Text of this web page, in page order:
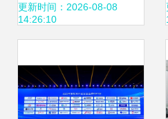
T服务全面启动
更新时间：2026-08-08
14:26:10